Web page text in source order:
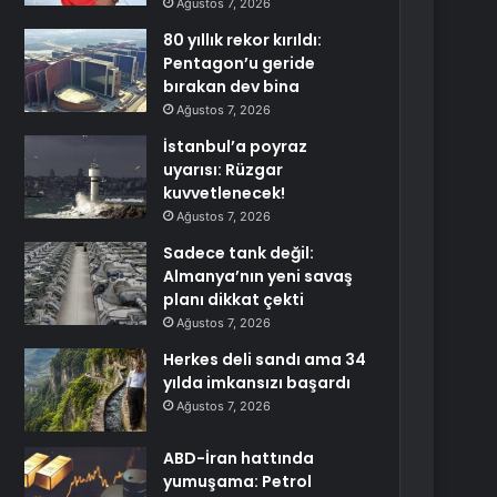
Ağustos 7, 2026
80 yıllık rekor kırıldı:
Pentagon’u geride
bırakan dev bina
Ağustos 7, 2026
İstanbul’a poyraz
uyarısı: Rüzgar
kuvvetlenecek!
Ağustos 7, 2026
Sadece tank değil:
Almanya’nın yeni savaş
planı dikkat çekti
Ağustos 7, 2026
Herkes deli sandı ama 34
yılda imkansızı başardı
Ağustos 7, 2026
ABD-İran hattında
yumuşama: Petrol